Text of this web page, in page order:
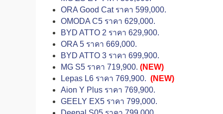
ORA Good Cat ราคา 599,000.
OMODA C5 ราคา 629,000.
BYD ATTO 2 ราคา 629,900.
ORA 5 ราคา 669,000.
BYD ATTO 3 ราคา 699,900.
MG S5 ราคา 719,900. (NEW)
Lepas L6 ราคา 769,900. (NEW)
Aion Y Plus ราคา 769,900.
GEELY EX5 ราคา 799,000.